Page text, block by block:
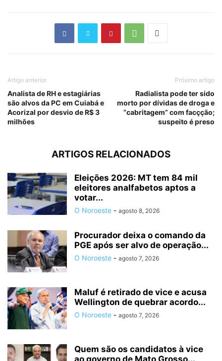
Artigo anterior
Analista de RH e estagiárias
são alvos da PC em Cuiabá e
Acorizal por desvio de R$ 3
milhões
Próximo artigo
Radialista pode ter sido
morto por dívidas de droga e
“cabritagem” com facçção;
suspeito é preso
ARTIGOS RELACIONADOS
Eleições 2026: MT tem 84 mil
eleitores analfabetos aptos a
votar...
O Noroeste - agosto 8, 2026
Procurador deixa o comando da
PGE após ser alvo de operação...
O Noroeste - agosto 7, 2026
Maluf é retirado de vice e acusa
Wellington de quebrar acordo...
O Noroeste - agosto 7, 2026
Quem são os candidatos à vice
ao governo de Mato Grosso...